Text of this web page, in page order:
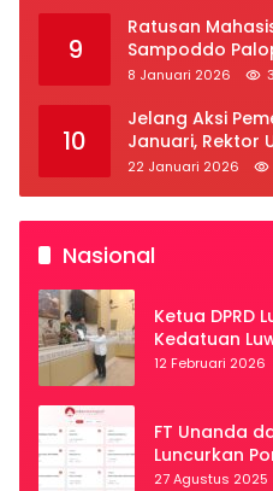
9
Ratusan
Sampoddo
Provinsi Luwu
8 Januari 2026
10
Jelang Aksi
Januari, Rektor
Liburkan
22 Januari 2026
Nasional
Ketua DPRD
Kedatuan
12 Februari 2026
FT Unanda
Luncurkan
Secara Virtual
27 Agustus 2025